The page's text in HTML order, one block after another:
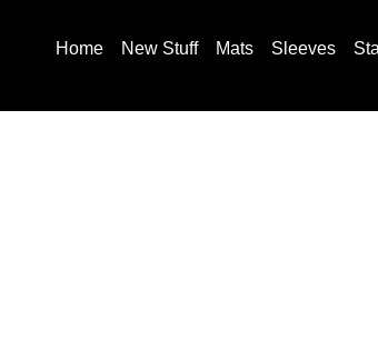
Home New Stuff Mats Sleeves